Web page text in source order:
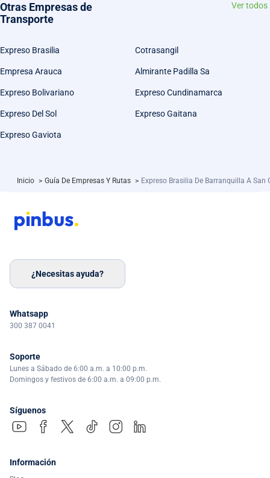
Otras Empresas de
Transporte
Ver todos
Expreso Brasilia Cotrasangil
Empresa Arauca Almirante Padilla Sa
Expreso Bolivariano Expreso Cundinamarca
Expreso Del Sol Expreso Gaitana
Expreso Gaviota
Inicio > Guía De Empresas Y Rutas > Expreso Brasilia De Barranquilla A San
¿Necesitas ayuda?
Whatsapp
300 387 0041
Soporte
Lunes a Sábado de 6:00 a.m. a 10:00 p.m.
Domingos y festivos de 6:00 a.m. a 09:00 p.m.
Síguenos
Información